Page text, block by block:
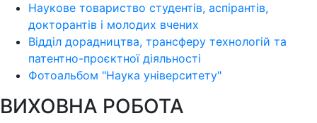
Наукове товариство студентів, аспірантів,
докторантів і молодих вчених
Відділ дорадництва, трансферу технологій та
патентно-проєктної діяльності
Фотоальбом "Наука університету"
ВИХОВНА РОБОТА